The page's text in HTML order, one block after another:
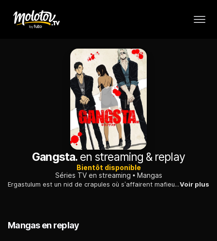
Gangsta.en streaming & replay
Bientôt disponible
Séries TV en streaming
Mangas
Ergastulum est un nid de crapules où s’affairent mafieux, criminels et policiers corrompus. Nicolas Brown, mercenaire sourd, et Worick Arcangelo, gigolo finaud, y œuvrent comme hommes à tout faire.Voir plus
Mangas en replay